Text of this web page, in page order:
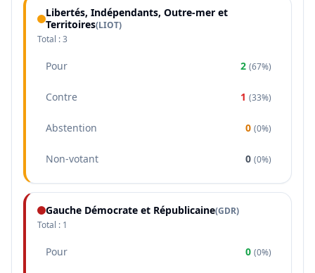
Libertés, Indépendants, Outre-mer et
Territoires(LIOT)
Total :3
Pour 2 (67%)
Contre 1 (33%)
Abstention 0 (0%)
Non-votant 0 (0%)
Gauche Démocrate et Républicaine(GDR)
Total : 1
Pour 0 (0%)